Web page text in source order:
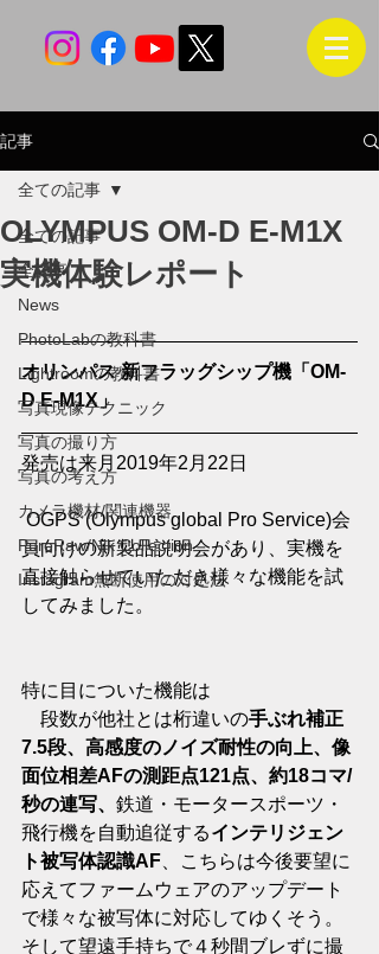
記事
全ての記事
全記事
News
PhotoLabの教科書
Lightroomの教科書
写真現像テクニック
写真の撮り方
写真の考え方
カメラ機材/関連機器
PureRaw/Nik Collection
Instagram無断使用の対処法
全ての記事
OLYMPUS OM-D E-M1X
実機体験レポート
オリンパス 新フラッグシップ機「OM-
D E-M1X」
発売は来月2019年2月22日
OGPS (Olympus global Pro Service)会
員向けの新製品説明会があり、実機を
直接触らせていただき様々な機能を試
してみました。
特に目についた機能は
段数が他社とは桁違いの手ぶれ補正
7.5段、高感度のノイズ耐性の向上、像
面位相差AFの測距点121点、約18コマ/
秒の連写、 鉄道・モータースポーツ・
飛行機を自動追従するインテリジェン
ト被写体認識AF 、こちらは今後要望に
応えてファームウェアのアップデート
で様々な被写体に対応してゆくそう。
そして望遠手持ちで４秒間ブレずに撮